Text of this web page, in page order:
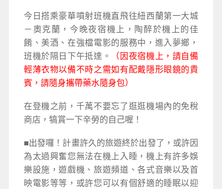
今日搭乘豪華噴射班機直飛往紐西蘭第一大城
－奧克蘭，今晚夜宿機上，陶醉於機上的佳
餚、美酒、在強檔電影的服務中，進入夢鄉，
班機於隔日下午抵達。
（因夜宿機上，請自備
輕薄衣物以備不時之需如有配戴隱形眼鏡的貴
賓，請隨身攜帶藥水隨身包）
在登機之前，千萬不要忘了逛逛機場內的免稅
商店，犒賞一下辛勞的自己喔！
■出發囉！計畫許久的旅遊終於出發了，或許因
為太過興奮您無法在機上入睡，機上有許多娛
樂設施，遊戲機、旅遊頻道、各式音樂以及首
映電影等等，或許您可以有個舒適的睡眠以迎